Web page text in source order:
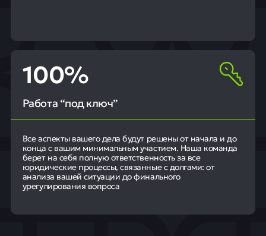
100%
Работа “под ключ”
Все аспекты вашего дела будут решены от начала и до
конца с вашим минимальным участием. Наша команда
берет на себя полную ответственность за все
юридические процессы, связанные с долгами: от
анализа вашей ситуации до финального
урегулирования вопроса